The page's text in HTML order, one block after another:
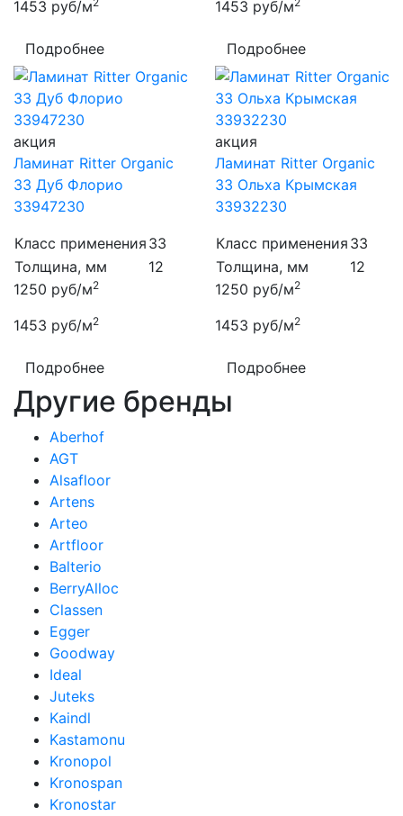
1453 руб/м
Подробнее
1453 руб/м
Подробнее
акция
Ламинат Ritter Organic
33 Дуб Флорио
33947230
Класс применения 33
Толщина, мм
12
1250 руб/м2
1453 руб/м2
Подробнее
акция
Ламинат Ritter Organic
33 Ольха Крымская
33932230
Класс применения 33
Толщина, мм
12
1250 руб/м2
1453 руб/м2
Подробнее
Другие бренды
Aberhof
AGT
Alsafloor
Artens
Arteo
Artfloor
Balterio
BerryAlloc
Classen
Egger
Goodway
Ideal
Juteks
Kaindl
Kastamonu
Kronopol
Kronospan
Kronostar